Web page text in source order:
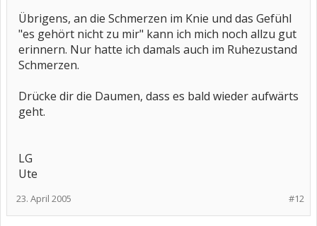
Übrigens, an die Schmerzen im Knie und das Gefühl
"es gehört nicht zu mir" kann ich mich noch allzu gut
erinnern. Nur hatte ich damals auch im Ruhezustand
Schmerzen.
Drücke dir die Daumen, dass es bald wieder aufwärts
geht.
LG
Ute
#12
23. April 2005